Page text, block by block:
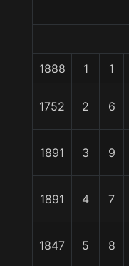
1888 1 1
1752 2 6
1891 3 9
1891 4 7
1847 5 8